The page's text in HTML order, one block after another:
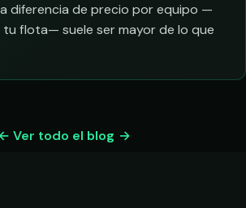
diferencia de precio por equipo —
flota— suele ser mayor de lo que
Ver todo el blog